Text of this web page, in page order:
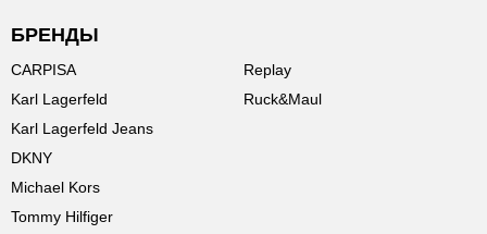
БРЕНДЫ
CARPISA
Karl Lagerfeld
Karl Lagerfeld Jeans
DKNY
Michael Kors
Tommy Hilfiger
Replay
Ruck&Maul